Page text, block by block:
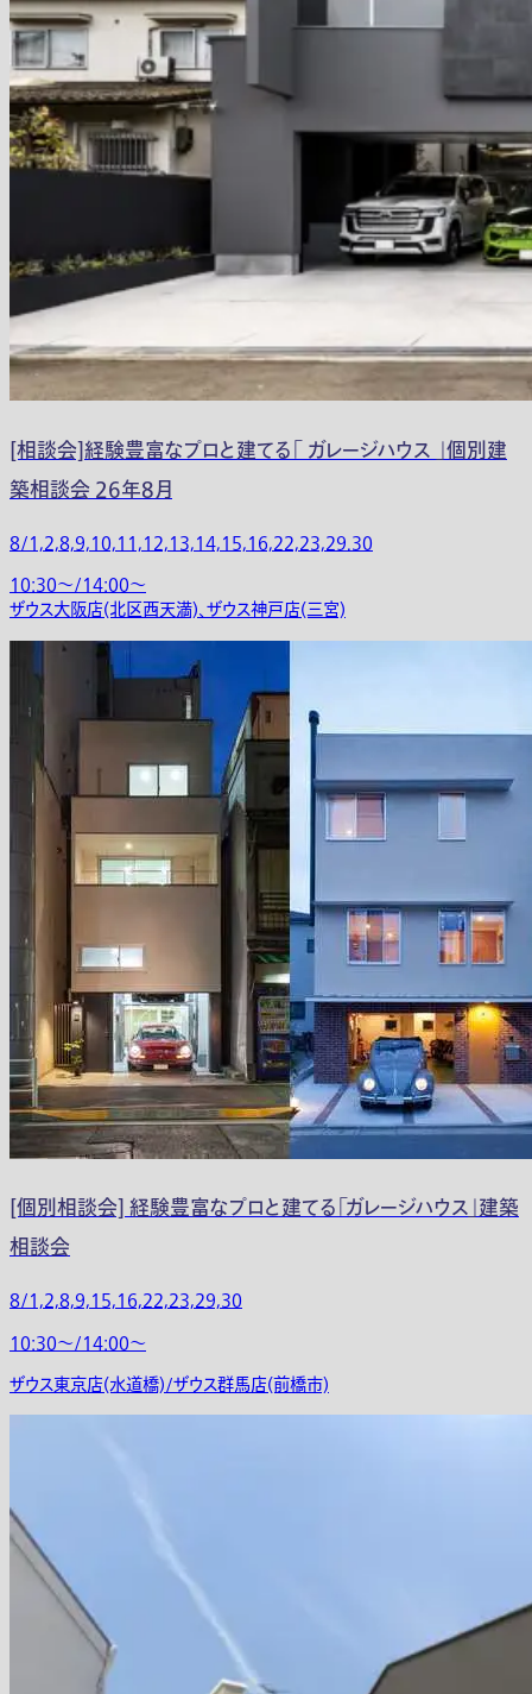
[相談会]経験豊富なプロと建てる「 ガレージハウス 」個別建
築相談会 26年8月
8/1,2,8,9,10,11,12,13,14,15,16,22,23,29.30
10:30〜/14:00〜
ザウス大阪店(北区西天満)、ザウス神戸店(三宮)
[個別相談会] 経験豊富なプロと建てる「ガレージハウス」建築
相談会
8/1,2,8,9,15,16,22,23,29,30
10:30〜/14:00〜
ザウス東京店(水道橋)/ザウス群馬店(前橋市)